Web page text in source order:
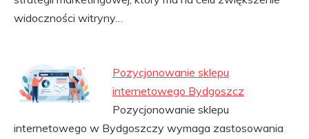
widoczności witryny…
Pozycjonowanie sklepu
internetowego Bydgoszcz
Pozycjonowanie sklepu
internetowego w Bydgoszczy wymaga zastosowania